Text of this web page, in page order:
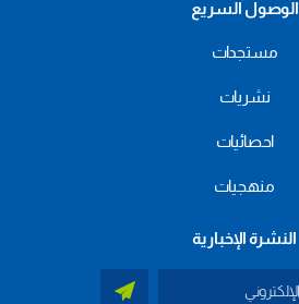
الوصول السريع
مستجدات
نشريات
احصائيات
منهجيات
النشرة الإخبارية